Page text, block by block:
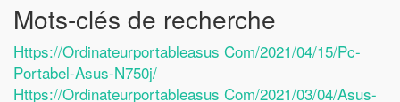
Mots-clés de recherche
Https://ordinateurportableasus Com/2021/04/15/pc-
Portabel-Asus-N750j/
Https://ordinateurportableasus Com/2021/03/04/asus-